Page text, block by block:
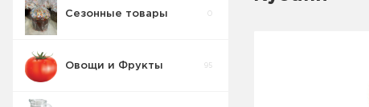
Сезонные товары
Овощи и Фрукты 95